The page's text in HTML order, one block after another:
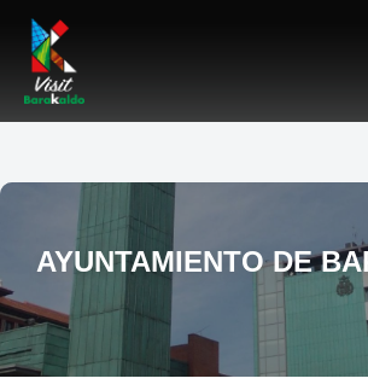
VISIT BARAKALDO
Barakaldo Turismo
AYUNTAMIENTO DE